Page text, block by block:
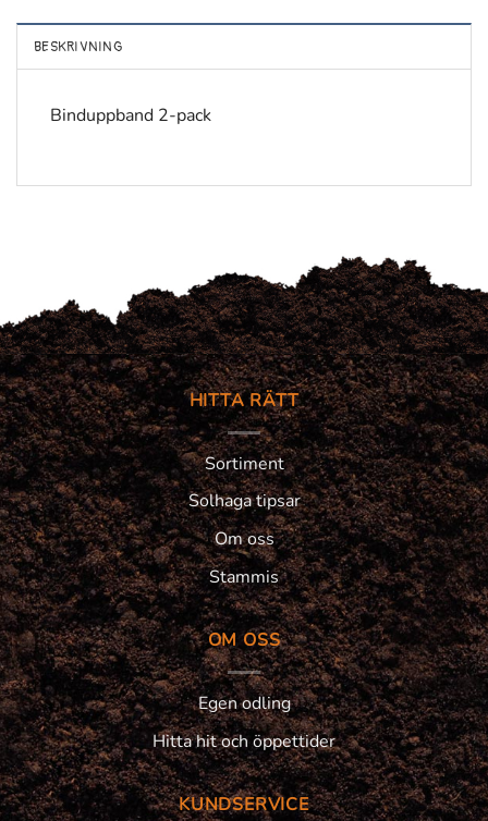
BESKRIVNING
Binduppband 2-pack
HITTA RÄTT
Sortiment
Solhaga tipsar
Om oss
Stammis
OM OSS
Egen odling
Hitta hit och öppettider
KUNDSERVICE